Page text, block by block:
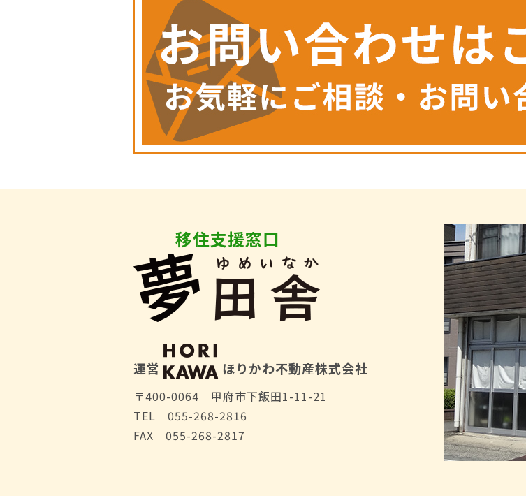
移住支援窓口
運営 ほりかわ不動産株式会社
〒400-0064 甲府市下飯田1-11-21
TEL 055-268-2816
FAX 055-268-2817